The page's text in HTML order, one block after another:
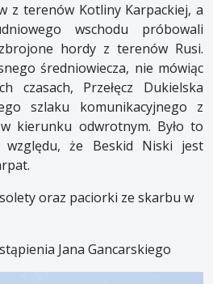
z terenów Kotliny Karpackiej, a
wschodu próbowali
hordy z terenów Rusi.
średniowiecza, nie mówiąc
czasach, Przełęcz Dukielska
szlaku komunikacyjnego z
kierunku odwrotnym. Było to
że Beskid Niski jest
oraz paciorki ze skarbu w
Jana Gancarskiego